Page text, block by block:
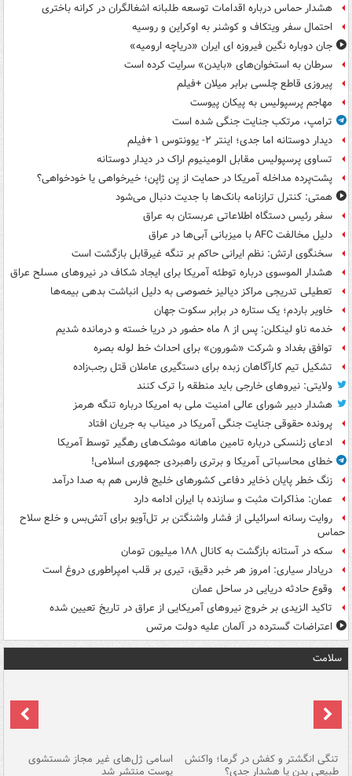
هشدار حماس درباره اقدامات توسعه طلبانه اشغالگران در کرانه باختری
احتمال سفر ویتکاف و کوشنر به اوکراین و روسیه
جان دوباره نگین فیروزه ای ایران «دریاچه ارومیه»
سرطان به استخوان‌های «بایدن» سرایت کرده است
پیروزی قاطع چلسی برابر میلان +فیلم
مهاجم پرسپولیس به پیکان پیوست
ترامپ، مرتکب جنایت جنگی شده است
دیدار دوستانه اما جدی؛ اینتر ۲- یوونتوس ۱ +فیلم
تساوی پرسپولیس مقابل الومینیوم اراک در دیدار دوستانه
پشت‌پرده مداخله آمریکا در حمایت از یِن ژاپن؛ خیرخواهی یا خودخواهی؟
همتی: کنترل ترازنامه بانک‌ها با جدیت دنبال می‌شود
سفر رئیس دستگاه اطلاعاتی عربستان به عراق
دلیل مخالفت AFC با میزبانی آبی‌ها در عراق
سخنگوی ارتش: نظم ایرانی حاکم بر تنگه غیرقابل بازگشت است
هشدار الموسوی درباره توطئه آمریکا برای ایجاد شکاف در نیروهای مسلح عراق
تعطیلی تدریجی مراکز دیالیز خصوصی به دلیل انباشت بدهی بیمه‌ها
خاویر باردم؛ یک ستاره در برابر سکوت جهان
خدمه ناو لینکلن: پس از ۸ ماه حضور در دریا خسته و درمانده‌ شدیم
توافق بغداد و شرکت «شورون» برای احداث خط لوله بصره
تشکیل تیم کارآگاهان زبده برای دستگیری عاملان قتل رجب‌زاده
ولایتی: نیروهای خارجی باید منطقه را ترک کنند
هشدار دبیر شورای عالی امنیت ملی به امریکا درباره تنگه هرمز
پرونده حقوقی جنایت جنگی آمریکا در میناب به جریان افتاد
ادعای زلنسکی درباره تامین ماهانه موشک‌های رهگیر توسط آمریکا
خطای محاسباتی آمریکا و برتری راهبردی جمهوری اسلامی!
زنگ خطر پایان ذخایر دفاعی کشورهای خلیج فارس هم به صدا درآمد
عمان: مذاکرات مثبت و سازنده با ایران ادامه دارد
روایت رسانه اسرائیلی از فشار واشنگتن بر تل‌آویو برای آتش‌بس و خلع سلاح
حماس
سکه در آستانه بازگشت به کانال ۱۸۸ میلیون تومان
دریادار سیاری: امروز هر خبر دقیق، تیری بر قلب امپراطوری دروغ است
وقوع حادثه دریایی در ساحل عمان
تاکید الزیدی بر خروج نیروهای آمریکایی از عراق در تاریخ تعیین شده
اعتراضات گسترده در آلمان علیه دولت مرتس
سلامت
تنگی انگشتر و کفش در گرما؛ واکنش
طبیعی بدن یا هشدار جدی؟
اسامی ژل‌های غیر مجاز شستشوی
پوست منتشر شد